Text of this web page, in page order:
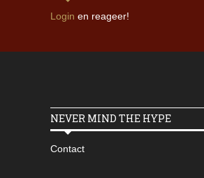
Login en reageer!
NEVER MIND THE HYPE
Contact